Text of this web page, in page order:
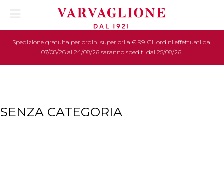
Spedizione gratuita per ordini superiori a € 99. Gli ordini effettuati dal
07/08/26 al 24/08/26 saranno spediti dal 25/08/26.
SENZA CATEGORIA